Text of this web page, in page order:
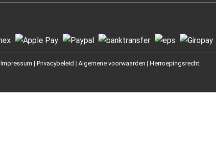
Impressum | Privacybeleid | Algemene voorwaarden | Herroepingsrecht